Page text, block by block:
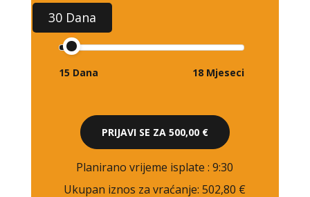
30 Dana
15 Dana 18 Mjeseci
PRIJAVI SE ZA 500,00 €
Planirano vrijeme isplate: 9:30
Ukupan iznos za vraćanje:502,80 €